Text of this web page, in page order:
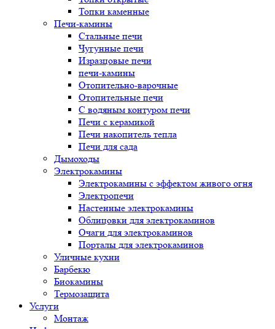
Топки каменные
Печи-камины
Стальные печи
Чугунные печи
Изразцовые печи
печи-камины
Отопительно-варочные
Отопительные печи
С водяным контуром печи
Печи с керамикой
Печи накопитель тепла
Печи для сада
Дымоходы
Электрокамины
Электрокамины с эффектом живого огня
Электропечи
Настенные электрокамины
Облицовки для электрокаминов
Очаги для электрокаминов
Порталы для электрокаминов
Уличные кухни
Барбекю
Биокамины
Термозащита
Услуги
Монтаж